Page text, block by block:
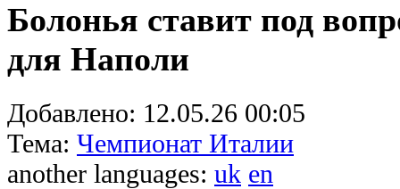
Болонья ставит под
для Наполи
Добавлено: 12.05.26 00:05
Тема: Чемпионат Италии
another languages: uk en